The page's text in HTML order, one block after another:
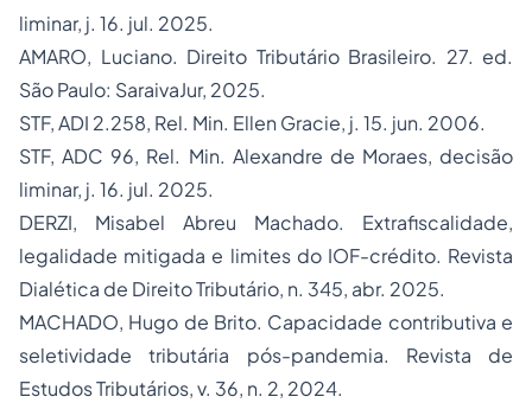
liminar, j. 16. jul. 2025.
AMARO, Luciano. Direito Tributário Brasileiro. 27. ed.
São Paulo: SaraivaJur, 2025.
STF, ADI 2.258, Rel. Min. Ellen Gracie, j. 15. jun. 2006.
STF, ADC 96, Rel. Min. Alexandre de Moraes, decisão
liminar, j. 16. jul. 2025.
DERZI, Misabel Abreu Machado. Extrafiscalidade,
legalidade mitigada e limites do IOF-crédito. Revista
Dialética de Direito Tributário, n. 345, abr. 2025.
MACHADO, Hugo de Brito. Capacidade contributiva e
seletividade tributária pós-pandemia. Revista de
Estudos Tributários, v. 36, n. 2, 2024.